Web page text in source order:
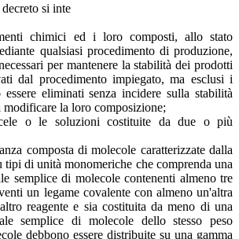
si inte
chimici ed i loro composti, allo stato
qualsiasi procedimento di produzione,
per mantenere la stabilità dei prodotti
dal procedimento impiegato, ma esclusi i
eliminati senza incidere sulla stabilità
modificare la loro composizione;
o le soluzioni costituite da due o più
composta di molecole caratterizzate dalla
tipi di unità monomeriche che comprenda una
semplice di molecole contenenti almeno tre
un legame covalente con almeno un'altra
reagente e sia costituita da meno di una
semplice di molecole dello stesso peso
debbono essere distribuite su una gamma